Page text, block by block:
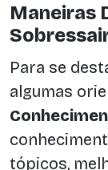
Maneiras
Para se
algumas
tópicos,